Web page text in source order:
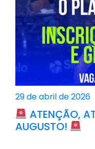
29 de abril de 2026
ATENÇÃO,
AUGUSTO!